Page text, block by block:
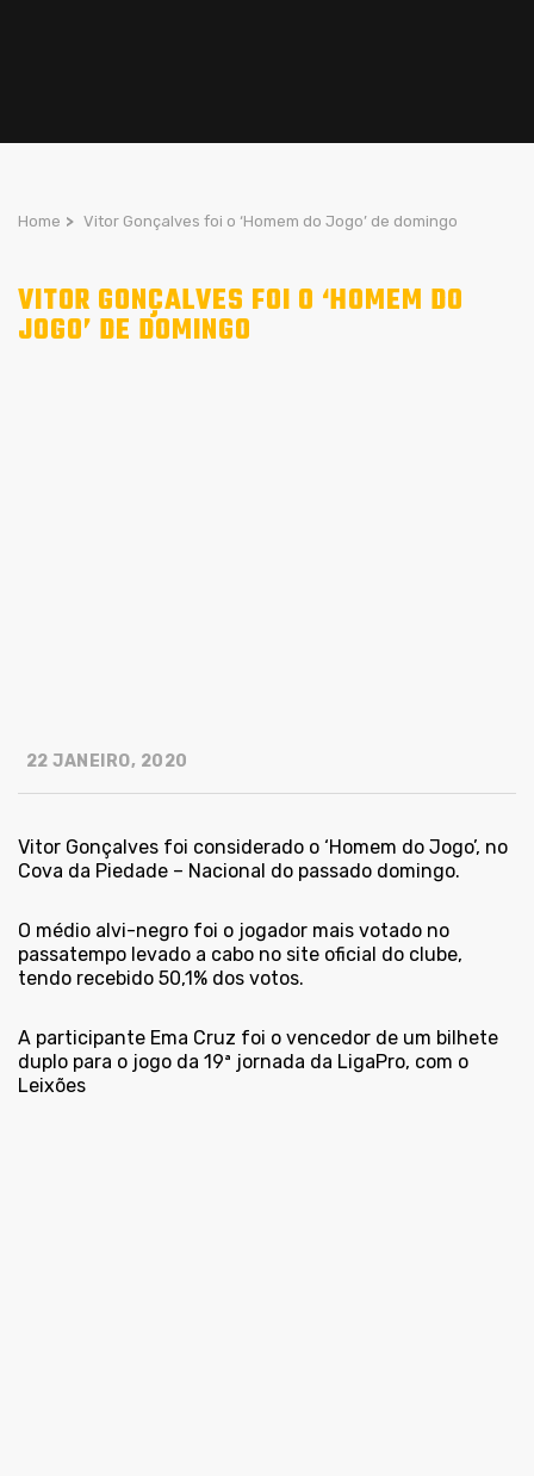
Home > Vitor Gonçalves foi o ‘Homem do Jogo’ de domingo
VITOR GONÇALVES FOI O ‘HOMEM DO
JOGO’ DE DOMINGO
22 JANEIRO, 2020
Vitor Gonçalves foi considerado o ‘Homem do Jogo’, no
Cova da Piedade – Nacional do passado domingo.
O médio alvi-negro foi o jogador mais votado no
passatempo levado a cabo no site oficial do clube,
tendo recebido 50,1% dos votos.
A participante Ema Cruz foi o vencedor de um bilhete
duplo para o jogo da 19ª jornada da LigaPro, com o
Leixões